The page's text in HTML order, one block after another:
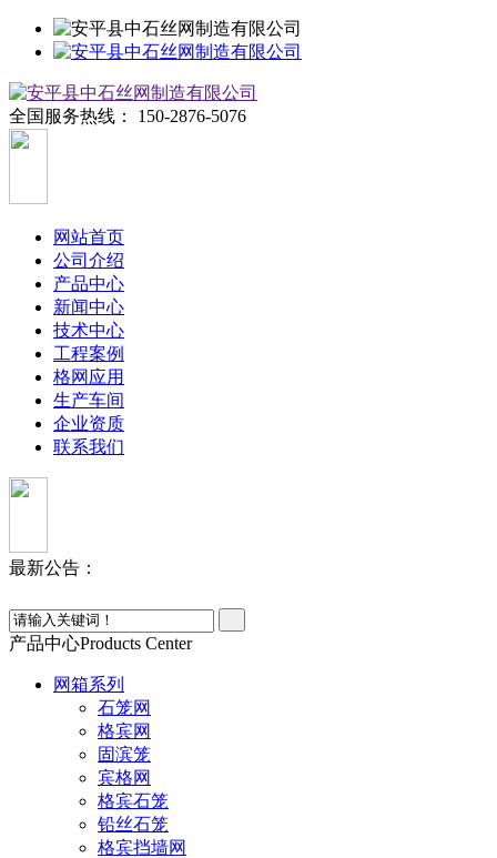
全国服务热线： 150-2876-5076
网站首页
公司介绍
产品中心
新闻中心
技术中心
工程案例
格网应用
生产车间
企业资质
联系我们
最新公告：
产品中心Products Center
网箱系列
石笼网
格宾网
固滨笼
宾格网
格宾石笼
铅丝石笼
格宾挡墙网